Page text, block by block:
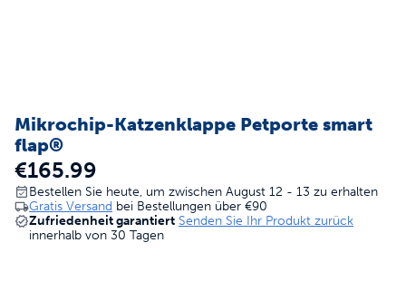
Mikrochip-Katzenklappe Petporte smart
flap®
€165.99
Bestellen Sie heute, um zwischen August 12 - 13 zu erhalten
Gratis Versand bei Bestellungen über €90
Zufriedenheit garantiert Senden Sie Ihr Produkt zurück
innerhalb von 30 Tagen